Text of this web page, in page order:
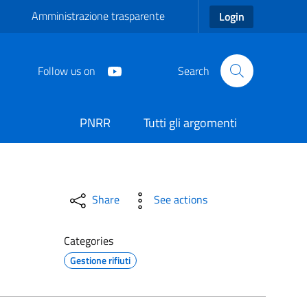
Amministrazione trasparente Login
Follow us on Search
PNRR
Tutti gli argomenti
Share See actions
Categories
Gestione rifiuti